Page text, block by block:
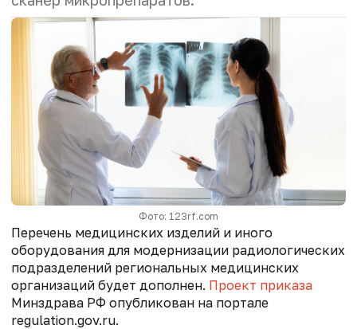
Фото: 123rf.com
Перечень медицинских изделий и иного
оборудования для модернизации радиологических
подразделений региональных медицинских
организаций будет дополнен. Проект приказа
Минздрава РФ опубликован на портале
regulation.gov.ru.